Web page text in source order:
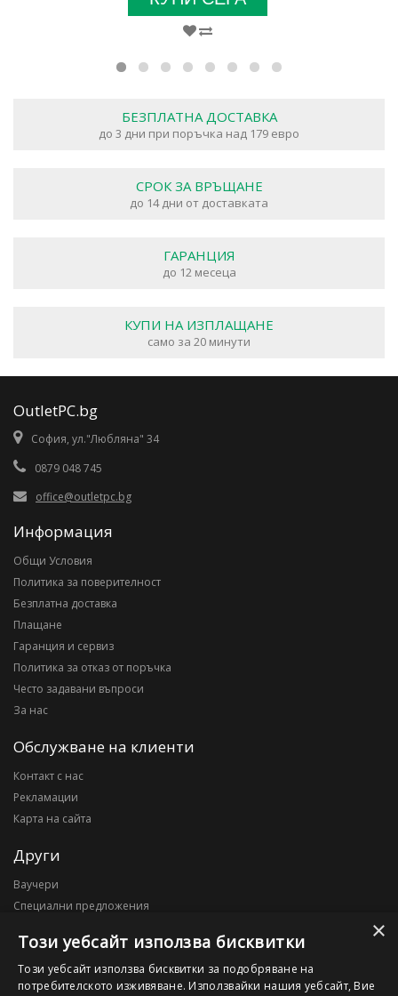
БЕЗПЛАТНА ДОСТАВКА
до 3 дни при поръчка над 179 евро
СРОК ЗА ВРЪЩАНЕ
до 14 дни от доставката
ГАРАНЦИЯ
до 12 месеца
КУПИ НА ИЗПЛАЩАНЕ
само за 20 минути
OutletPC.bg
София, ул."Любляна" 34
0879 048 745
office@outletpc.bg
Информация
Общи Условия
Политика за поверителност
Безплатна доставка
Плащане
Гаранция и сервиз
Политика за отказ от поръчка
Често задавани въпроси
За нас
Обслужване на клиенти
Контакт с нас
Рекламации
Карта на сайта
Други
Ваучери
Специални предложения
Моят профил
×
Този уебсайт използва бисквитки
Този уебсайт използва бисквитки за подобряване на
потребителското изживяване. Използвайки нашия уебсайт, Вие